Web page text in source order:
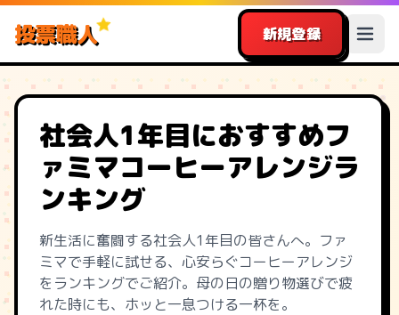
投票職人 新規登録
社会人1年目におすすめフ
ァミマコーヒーアレンジラ
ンキング
新生活に奮闘する社会人1年目の皆さんへ。ファ
ミマで手軽に試せる、心安らぐコーヒーアレンジ
をランキングでご紹介。母の日の贈り物選びで疲
れた時にも、ホッと一息つける一杯を。